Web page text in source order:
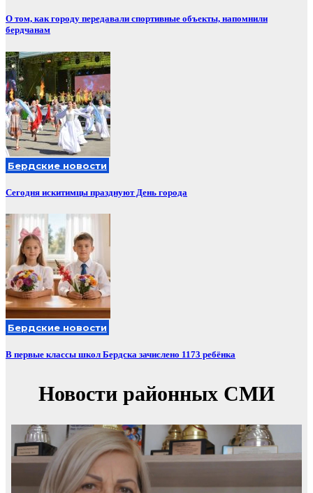
О том, как городу передавали спортивные объекты, напомнили
бердчанам
Бердские новости
Сегодня искитимцы празднуют День города
Бердские новости
В первые классы школ Бердска зачислено 1173 ребёнка